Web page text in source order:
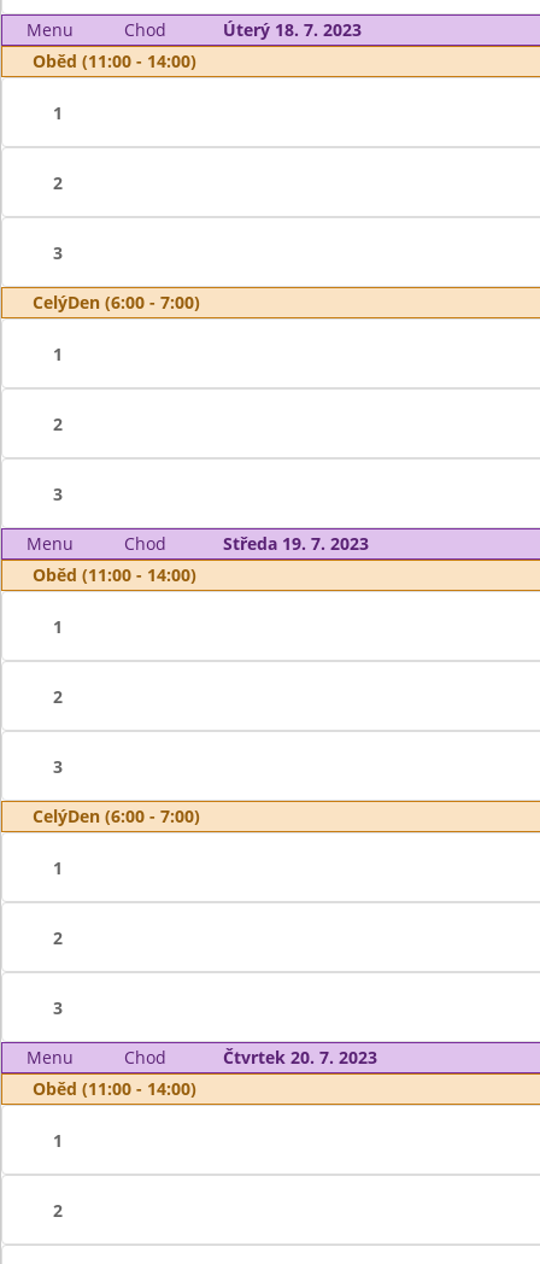
Menu Chod
Úterý 18. 7. 2023
Oběd (11:00 - 14:00)
1
2
3
CelýDen (6:00 - 7:00)
1
2
3
Menu Chod
Středa 19. 7. 2023
Oběd (11:00 - 14:00)
1
2
3
CelýDen (6:00 - 7:00)
1
2
3
Menu Chod
Čtvrtek 20. 7. 2023
Oběd (11:00 - 14:00)
1
2